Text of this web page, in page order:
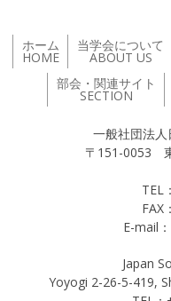
ホーム
HOME
当学会について
ABOUT US
部会・関連サイト
SECTION
一般社団法
〒151-0053
バロー
TEL
FAX
E-mail：
Japan
Yoyogi 2-26-5-419,